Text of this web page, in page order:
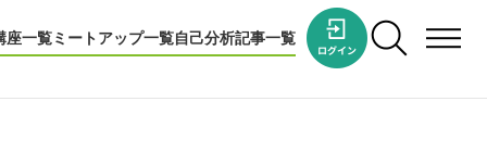
座一覧ミートアップ一覧自己分析記事一覧